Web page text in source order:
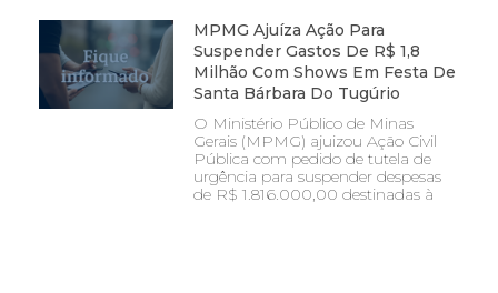
MPMG Ajuíza Ação Para
Suspender Gastos De R$ 1,8
Milhão Com Shows Em Festa De
Santa Bárbara Do Tugúrio
O Ministério Público de Minas
Gerais (MPMG) ajuizou Ação Civil
Pública com pedido de tutela de
urgência para suspender despesas
de R$ 1.816.000,00 destinadas à